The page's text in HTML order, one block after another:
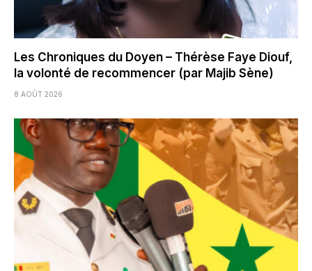
Les Chroniques du Doyen – Thérèse Faye Diouf,
la volonté de recommencer (par Majib Sène)
8 AOÛT 2026